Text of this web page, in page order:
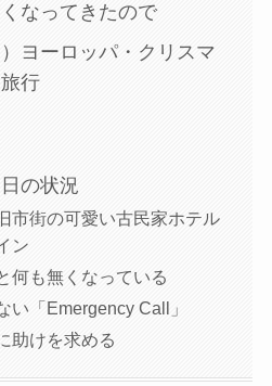
なってきたので
）ヨーロッパ・クリスマ
行
の状況
市街の可愛い古民家ホテル
ン
何も無くなっている
い「Emergency Call」
助けを求める